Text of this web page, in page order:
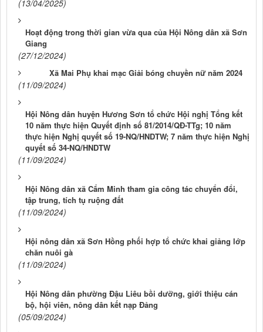
(13/04/2025)
Hoạt động trong thời gian vừa qua của Hội Nông dân xã Sơn
Giang
(27/12/2024)
Xã Mai Phụ khai mạc Giải bóng chuyền nữ năm 2024
(11/09/2024)
Hội Nông dân huyện Hương Sơn tổ chức Hội nghị Tổng kết
10 năm thực hiện Quyết định số 81/2014/QĐ-TTg; 10 năm
thực hiện Nghị quyết số 19-NQ/HNDTW; 7 năm thực hiện Nghị
quyết số 34-NQ/HNDTW
(11/09/2024)
Hội Nông dân xã Cẩm Minh tham gia công tác chuyển đổi,
tập trung, tích tụ ruộng đất
(11/09/2024)
Hội nông dân xã Sơn Hồng phối hợp tổ chức khai giảng lớp
chăn nuôi gà
(11/09/2024)
Hội Nông dân phường Đậu Liêu bồi dưỡng, giới thiệu cán
bộ, hội viên, nông dân kết nạp Đảng
(05/09/2024)